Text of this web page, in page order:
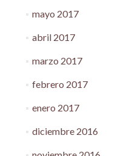
mayo 2017
abril 2017
marzo 2017
febrero 2017
enero 2017
diciembre 2016